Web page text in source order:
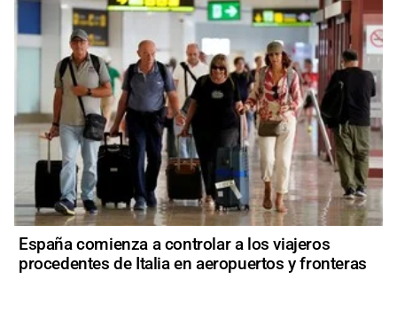
España comienza a controlar a los viajeros
procedentes de Italia en aeropuertos y fronteras